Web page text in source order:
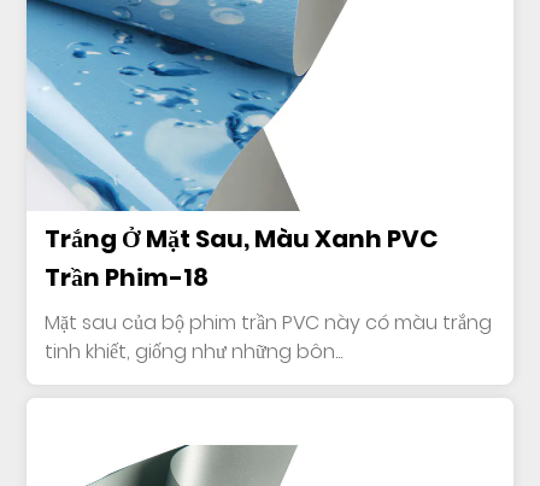
Trắng Ở Mặt Sau, Màu Xanh PVC
Trần Phim-18
Mặt sau của bộ phim trần PVC này có màu trắng
tinh khiết, giống như những bôn...